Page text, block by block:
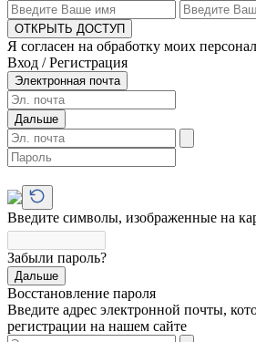
ОТКРЫТЬ ДОСТУП
Я согласен на обработку моих
Вход / Регистрация
Электронная почта
Дальше
Введите символы, изображенные на
Забыли пароль?
Дальше
Восстановление пароля
Введите адрес электронной почты,
регистрации на нашем сайте